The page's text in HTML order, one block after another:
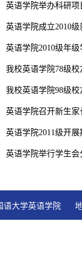
英语学院举办科研
英语学院成立2010
英语学院2010级年
我校英语学院78级
我校英语学院98级
英语学院召开新生家
英语学院2011级开
英语学院举行学生
语大学英语学院